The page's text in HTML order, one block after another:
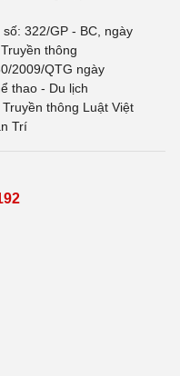
322/GP - BC, ngày
thông
2009/QTG ngày
thao - Du lịch
thông Luật Việt
Trí